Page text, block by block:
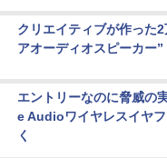
クリエイティブが作った
アオーディオスピーカー”
エントリーなのに脅威の
e Audioワイヤレスイヤ
く